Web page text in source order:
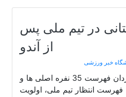
در تیم ملی پس
از آندو
خبر ورزشی
با احتساب حضور مردان فهرست 35 نفره اصلی ها و
فهرست انتظار تیم ملی، اولویت